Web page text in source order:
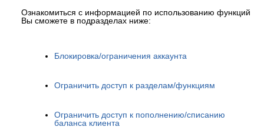
Ознакомиться с информацией по использованию функций
Вы сможете в подразделах ниже:
Блокировка/ограничения аккаунта
Ограничить доступ к разделам/функциям
Ограничить доступ к пополнению/списанию
баланса клиента